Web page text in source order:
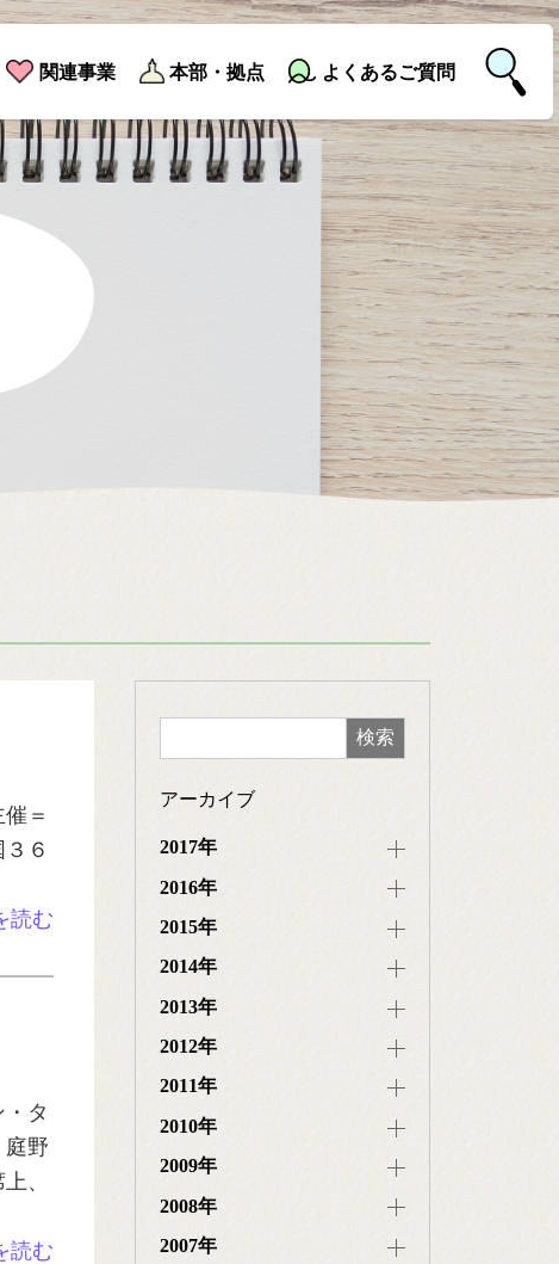
関連事業 本部・拠点 よくあるご質問
＝
６
読む
タ
庭野
、
読む
アーカイブ
2017年
2016年
2015年
2014年
2013年
2012年
2011年
2010年
2009年
2008年
2007年